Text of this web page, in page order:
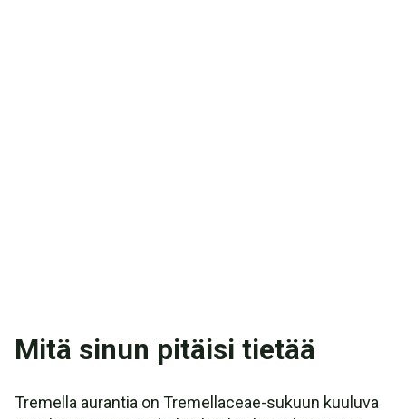
Mitä sinun pitäisi tietää
Tremella aurantia on Tremellaceae-sukuun kuuluva